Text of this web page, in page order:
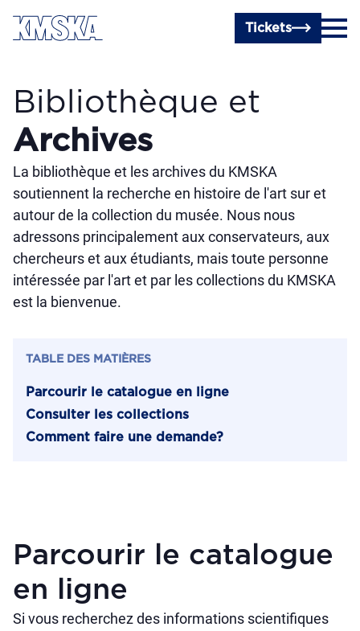
Passer au contenu principal
Tickets
Bibliothèque et
Archives
La bibliothèque et les archives du KMSKA
soutiennent la recherche en histoire de l'art sur et
autour de la collection du musée. Nous nous
adressons principalement aux conservateurs, aux
chercheurs et aux étudiants, mais toute personne
intéressée par l'art et par les collections du KMSKA
est la bienvenue.
TABLE DES MATIÈRES
Parcourir le catalogue en ligne
Consulter les collections
Comment faire une demande?
Parcourir le catalogue
en ligne
Si vous recherchez des informations scientifiques